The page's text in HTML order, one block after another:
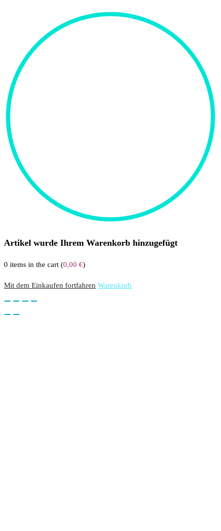
Artikel wurde Ihrem Warenkorb hinzugefügt
0 items in the cart (0,00 €)
Mit dem Einkaufen fortfahren Warenkorb